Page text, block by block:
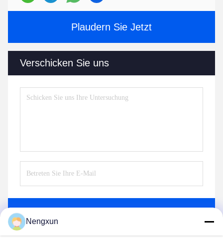
Plaudern Sie Jetzt
Verschicken Sie uns
Nengxun